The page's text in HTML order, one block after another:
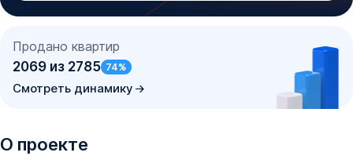
Продано квартир
2069 из 2785 74%
Смотреть динамику
О проекте